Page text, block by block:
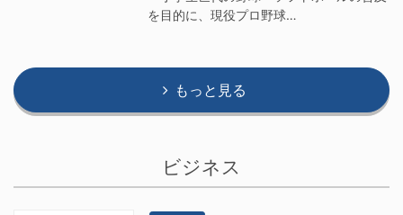
を目的に、現役プロ野球…
もっと見る
ビジネス